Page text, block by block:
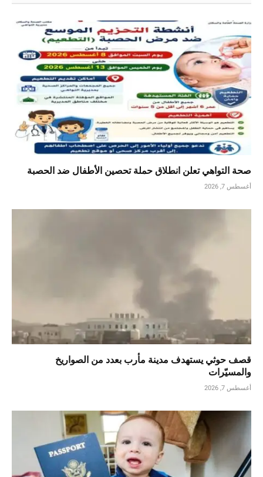
صحة التواهي تعلن انطلاق حملة تحصين الأطفال ضد الحصبة
أغسطس 7, 2026
قصف حوثي يستهدف مدينة مأرب بعدد من الصواريخ
والمسيّرات
أغسطس 7, 2026